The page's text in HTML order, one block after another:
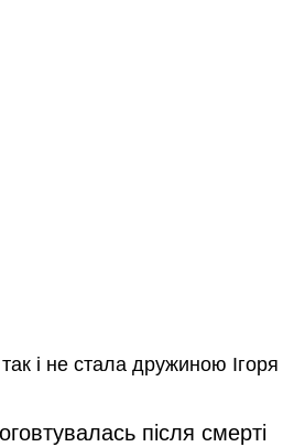
і не стала дружиною Ігоря
після смерті